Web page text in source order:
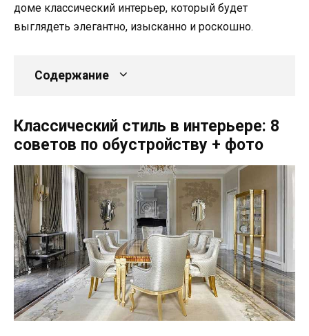
доме классический интерьер, который будет
выглядеть элегантно, изысканно и роскошно.
Содержание
Классический стиль в интерьере: 8
советов по обустройству + фото